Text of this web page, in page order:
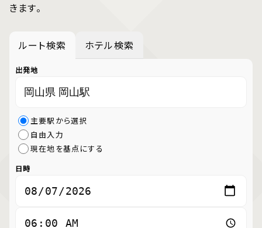
きます。
ルート検索 ホテル検索
出発地
主要駅から選択
自由入力
現在地を基点にする
日時